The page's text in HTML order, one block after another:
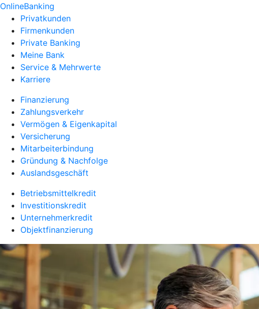
OnlineBanking
Privatkunden
Firmenkunden
Private Banking
Meine Bank
Service & Mehrwerte
Karriere
Finanzierung
Zahlungsverkehr
Vermögen & Eigenkapital
Versicherung
Mitarbeiterbindung
Gründung & Nachfolge
Auslandsgeschäft
Betriebsmittelkredit
Investitionskredit
Unternehmerkredit
Objektfinanzierung